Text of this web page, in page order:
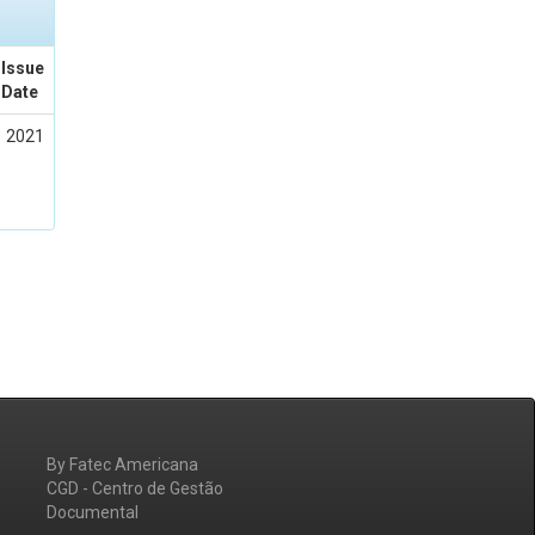
Issue
Date
2021
By Fatec Americana
CGD - Centro de Gestão
Documental